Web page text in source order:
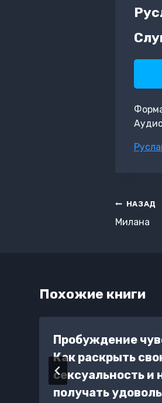
Метки
по
НАЗАД
Милана
Похожие книги
Пробуждение
Как раскрыть
сексуальность и
получать